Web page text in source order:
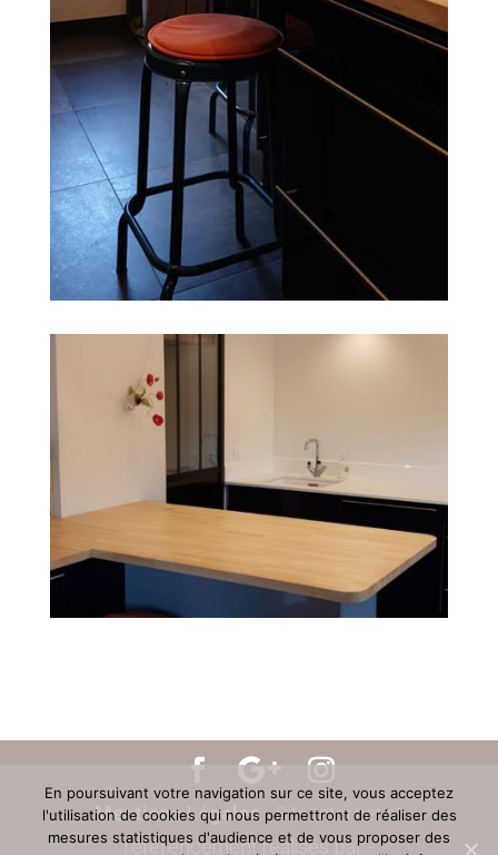
Mentions Légales - Site Internet et
référencement réalisés par -
En poursuivant votre navigation sur ce site, vous acceptez
l'utilisation de cookies qui nous permettront de réaliser des
mesures statistiques d'audience et de vous proposer des